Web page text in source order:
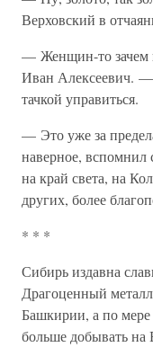
Верховский в
— Женщин-то зачем
Иван Алексеевич.
тачкой управиться.
— Это уже за
наверное,
на край света, на
других, более
* * *
Сибирь издавна
Драгоценный
Башкирии, а по мере
больше добывать на